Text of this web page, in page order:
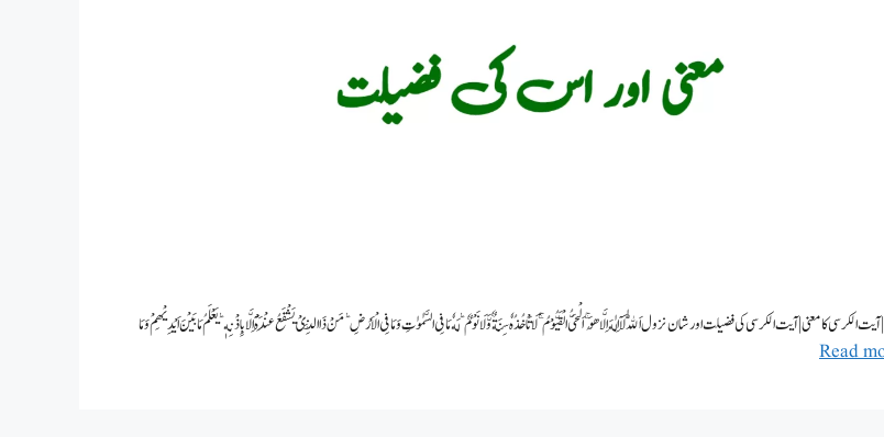
الکرسی کا معنی | آیت الکرسی کی فضیلت اور شان نزول اَللّٰهُ لَاۤ اِلٰهَ اِلَّا هُوَ ۚ اَلْحَیُّ الْقَیُّوْمُ ۚ۬ لَا تَاْخُذُهٗ سِنَةٌ وَّ لَا نَوْمٌ ؕ لَهٗ مَا فِی السَّمٰوٰتِ وَ مَا فِی الْاَرْضِ ؕ مَنْ ذَا الَّذِیْ یَشْفَعُ عِنْدَهْۤ اِلَّا بِاِذْنِهٖ ؕ یَعْلَمُ مَا بَیْنَ اَیْدِیْهِمْ وَ مَا
Read